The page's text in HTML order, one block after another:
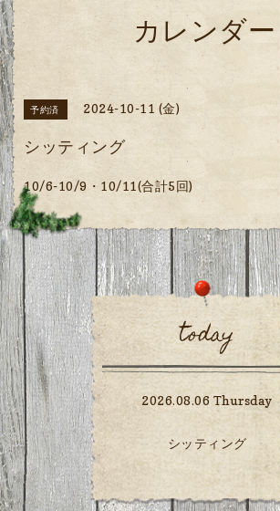
カレンダー
予約済 2024-10-11 (金)
シッティング
10/6-10/9・10/11(合計5回)
today
2026.08.06 Thursday
シッティング